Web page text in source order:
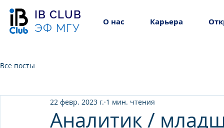
IB CLUB
ЭФ МГУ
О нас Карьера
Все посты
Аналитик /
22 февр. 2023 г. 1 мин. чтения